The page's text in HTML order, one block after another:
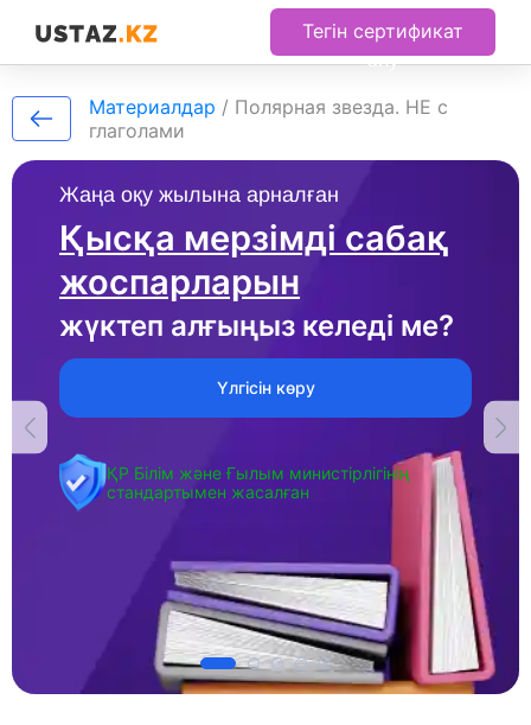
Тегін сертификат
алу
Жаңа оқу жылына арналған
Қысқа мерзімді сабақ
жоспарларын
жүктеп алғыңыз келеді ме?
Үлгісін көру
ҚР Білім және Ғылым министірлігінің
стандартымен жасалған
Материалдар / Полярная звезда. НЕ с
глаголами